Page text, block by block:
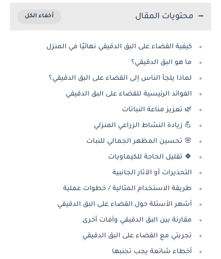
محتويات المقال
كيفية القضاء على البق الدقيقي نهائيًا في المنزل
ما هو البق الدقيقي؟
لماذا يلجأ الناس إلى القضاء على البق الدقيقي؟
الفوائد الرئيسية للقضاء على البق الدقيقي
🌿 تعزيز مناعة النباتات
💪 زيادة النشاط الزراعي المنزلي
🌸 تحسين المظهر الجمالي للنبات
🍀 تقليل الحاجة للكيماويات
التحذيرات أو الآثار الجانبية
طريقة الاستخدام المثالية / خطوات عملية
أشهر الأسئلة حول القضاء على البق الدقيقي
مقارنة بين البق الدقيقي وآفات أخرى
تجربتي مع القضاء على البق الدقيقي
أخطاء شائعة يجب تجنبها